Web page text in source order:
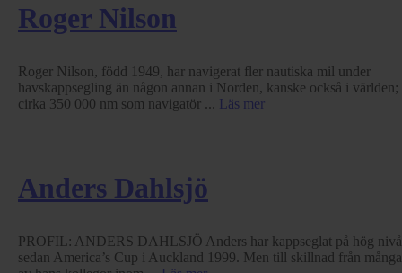
Roger Nilson
Roger Nilson, född 1949, har navigerat fler nautiska mil under
havskappsegling än någon annan i Norden, kanske också i världen;
cirka 350 000 nm som navigatör ... Läs mer
Anders Dahlsjö
PROFIL: ANDERS DAHLSJÖ Anders har kappseglat på hög nivå
sedan America’s Cup i Auckland 1999. Men till skillnad från många